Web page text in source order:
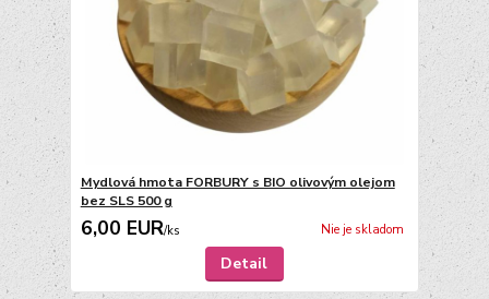
Mydlová hmota FORBURY s BIO olivovým olejom
bez SLS 500 g
6,00 EUR/ks Nie je skladom
Detail